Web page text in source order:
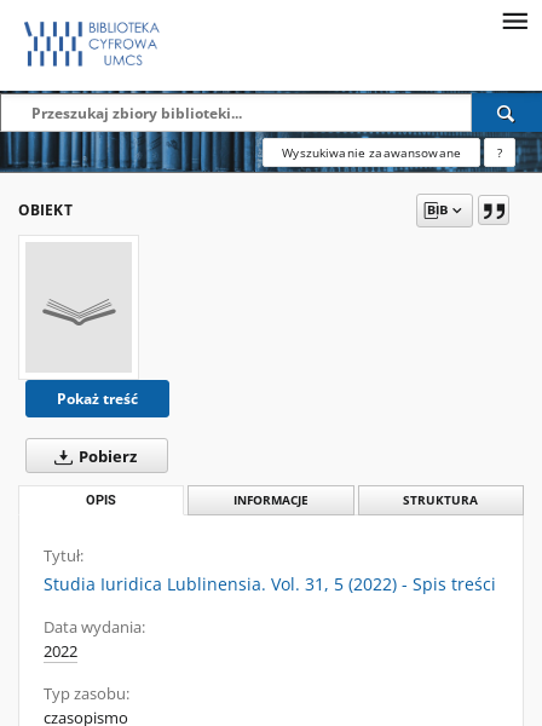
Wyszukiwanie zaawansowane ?
OBIEKT
Pokaż treść
Pobierz
OPIS INFORMACJE STRUKTURA
Tytuł:
Studia Iuridica Lublinensia. Vol. 31, 5 (2022) - Spis treści
Data wydania:
2022
Typ zasobu:
czasopismo